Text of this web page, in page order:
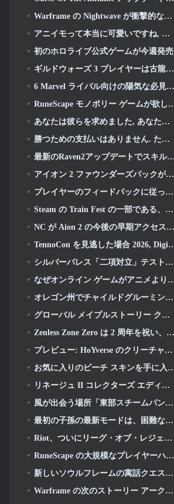
Warframe の Nightwave が衝撃的な方法で復活しようとしている
アニイモって本当に可愛いですね, そしてプリティ・チル
初のホロライブ公式ゲームが今週発売
ギルドウォーズ 3 プレイヤーは古龍が目覚める前にティリアの世界を体験できるようになります
6 Marvel ライバル向けの陽気な必見のオーディオ MOD
RuneScape モノポリー ゲームが欲しい人? 誰かが途中にいるから
あなたは彼らを求めました, あなたはそれらを手に入れています. ドラゴンがアルビオンオンラインにやってくる
勝つための支払いはありません. ただのラグナロク. Origin Classic が 7 月に発売 23
最新のRaven2アップデートでスキル覚醒システムが導入, プレイヤーにスキルを向上させるためのより多くの方法を提供する
アイオン 2 ファウンダーズパックが購入可能, 5 日間の早期アクセスが完了します
プレイヤーのフィードバックに従ってください, リーグ・オブ・レジェンドのクラシックプレイヤーはクラシックスキンにお金を払う必要がありません
Steam の Train Fest の一部である、おそらく見逃している 8 つの無料プレイ ゲーム
NC が Aion 2 の今後の早期アクセスに関する詳細を共有
TennoCon を見逃した場合 2026, Digital Extremes がすべてのパネルを共有
シルバーパレス「二項対立」テストへの招待が終了
なぜオンライン ゲームがアニメよりも優れたアニメを作るのか
オレゴン州でチャイルドグルーミング事件を申し立て、Robloxに対して新たな訴訟を起こす
グローバル メイプルストーリー クラシック ワールド セカンド クローズド テストへのサインアップ
Zenless Zone Zero は 2 周年を祝い、プレイヤーに無料の S ランク エージェントの選択を提供します
プレビュー: HoYverse のクリーチャー収集ゲーム Honkai について知っておくべきこと: リンクソウル
お気に入りのビーチ スキンを手に入れましょう, オーバーウォッチに夏のゲームが帰ってきた
リネージュ II コレクターズ エディションのビニール アルバムで 22 周年を祝う
風が出会う場所「東部スチームパンク」バージョン 2.0
最初の子孫の最新モードは、困難なヴォイド迎撃戦と深層を融合させます
Riot、ついにリーグ・オブ・レジェンドのクラシックモードの発売日を明らかに
RuneScape の大規模なプレイヤーハウジングアップデートを待つのはもう終わりです
新しいソウルフレームの寓話クエストが発表されました
Warframe の次のストーリー アークはプレイヤーをまったく新しいスター チャートに連れて行きます, タウシステム